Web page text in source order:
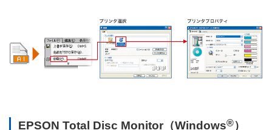
EPSON Total Disc Monitor（Windows®）